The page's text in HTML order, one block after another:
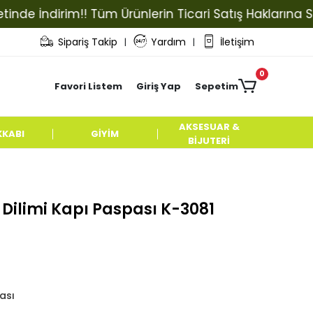
İndirim!! Tüm Ürünlerin Ticari Satış Haklarına
Sipariş Takip | Yardım | İletişim
Favori Listem Giriş Yap Sepetim
0
GİYİM
AKSESUAR &
BİJUTERİ
Kapı Paspası K-3081